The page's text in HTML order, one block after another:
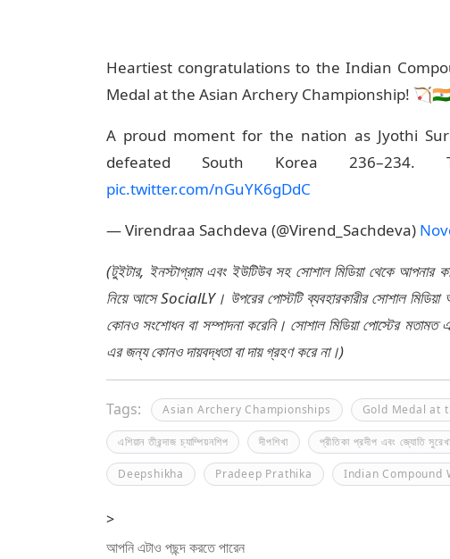
Heartiest congratulations to the Indian
Medal at the Asian Archery Championship! 🏹🇮🇳
A proud moment for the nation as Jyothi
defeated South Korea 236–234.
pic.twitter.com/nGuYK6gDdC
— Virendraa Sachdeva (@Virend_Sachdeva)
(টুইটার, ইনস্টাগ্রাম এবং ইউটিউব সহ সোশাল মিডিয়া থেকে আপনার
নিয়ে আসে SocialLY। উপরের পোস্টটি ব্যবহারকারীর সোশাল মিডিয়া
কোনও সংশোধন বা সম্পাদনা করেনি। সোশাল মিডিয়া পোস্টের
এর জন্য কোনও দায়বদ্ধতা বা দায় গ্রহণ করে না।)
Tags: Asian Archery Championships Gold Medal at
এশিয়ান তীরন্দাজ চ্যাম্পিয়নশিপ দীপশিখা প্রীতিকা প্রদীপ এবং জ্যোতি সুরেখা
Deepshikha Pradeep Prathika Indian Compound
>
আপনি এটাও পছন্দ করতে পারেন